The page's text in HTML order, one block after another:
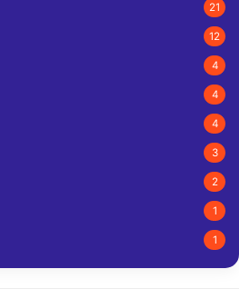
21
12
4
4
4
3
2
1
1